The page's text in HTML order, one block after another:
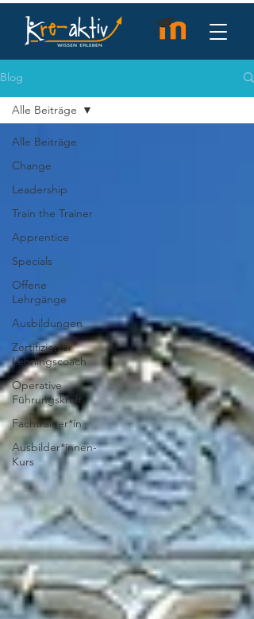
Blog
Alle Beiträge
Change
Leadership
Train the Trainer
Apprentice
Specials
Offene
Lehrgänge
Ausbildungen
Zertifizierter
Lehrlingscoach
Operative
Führungskraft
Fachtrainer*in
Ausbilder*innen-
Kurs
Alle Beiträge